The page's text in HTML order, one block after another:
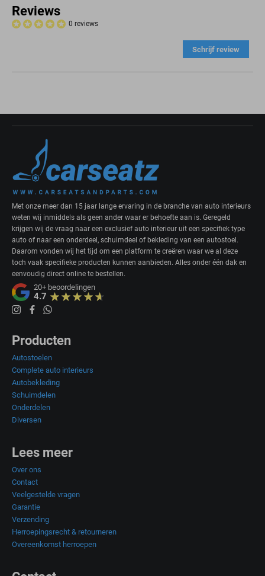
Reviews
0 reviews
Schrijf review
Met onze meer dan 15 jaar lange ervaring in de branche van auto interieurs
weten wij inmiddels als geen ander waar er behoefte aan is. Geregeld
krijgen wij de vraag naar een exclusief auto interieur uit een specifiek type
auto of naar een onderdeel, schuimdeel of bekleding van een autostoel.
Daarom vonden wij het tijd om een platform te creëren waar we al deze
toch vaak specifieke producten kunnen aanbieden. Alles onder één dak en
eenvoudig direct online te bestellen.
20+ beoordelingen
4.7
Producten
Autostoelen
Complete auto interieurs
Autobekleding
Schuimdelen
Onderdelen
Diversen
Lees meer
Over ons
Contact
Veelgestelde vragen
Garantie
Verzending
Herroepingsrecht & retourneren
Overeenkomst herroepen